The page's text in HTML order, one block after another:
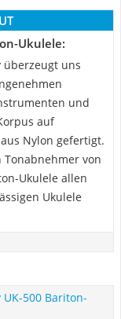
Ukulele:
überzeugt uns
und
auf
Nylon gefertigt.
von
Ukulele allen
Ukulele
UK-500 Bariton-